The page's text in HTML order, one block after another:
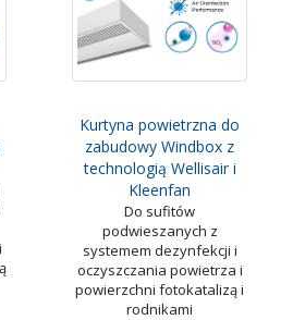
Kurtyna powietrzna do
zabudowy Windbox z
technologią Wellisair i
Kleenfan
Do sufitów
podwieszanych z
systemem dezynfekcji i
oczyszczania powietrza i
powierzchni fotokatalizą i
rodnikami